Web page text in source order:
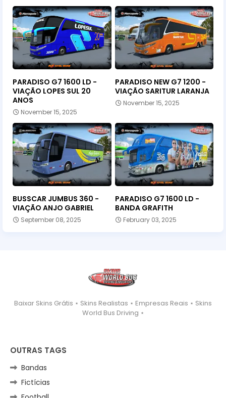
PARADISO G7 1600 LD -
VIAÇÃO LOPES SUL 20
ANOS
November 15, 2025
PARADISO NEW G7 1200 -
VIAÇÃO SARITUR LARANJA
November 15, 2025
BUSSCAR JUMBUS 360 -
VIAÇÃO ANJO GABRIEL
September 08, 2025
PARADISO G7 1600 LD -
BANDA GRAFITH
February 03, 2025
Baixar Skins Grátis ⋆ Skins Realistas ⋆ Empresas Reais ⋆ Skins
World Bus Driving ⋆
OUTRAS TAGS
Bandas
Fictícias